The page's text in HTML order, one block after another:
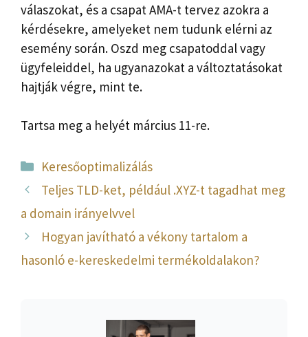
válaszokat, és a csapat AMA-t tervez azokra a
kérdésekre, amelyeket nem tudunk elérni az
esemény során. Oszd meg csapatoddal vagy
ügyfeleiddel, ha ugyanazokat a változtatásokat
hajtják végre, mint te.
Tartsa meg a helyét március 11-re.
Kategória
Keresőoptimalizálás
Teljes TLD-ket, például .XYZ-t tagadhat meg
a domain irányelvvel
Hogyan javítható a vékony tartalom a
hasonló e-kereskedelmi termékoldalakon?